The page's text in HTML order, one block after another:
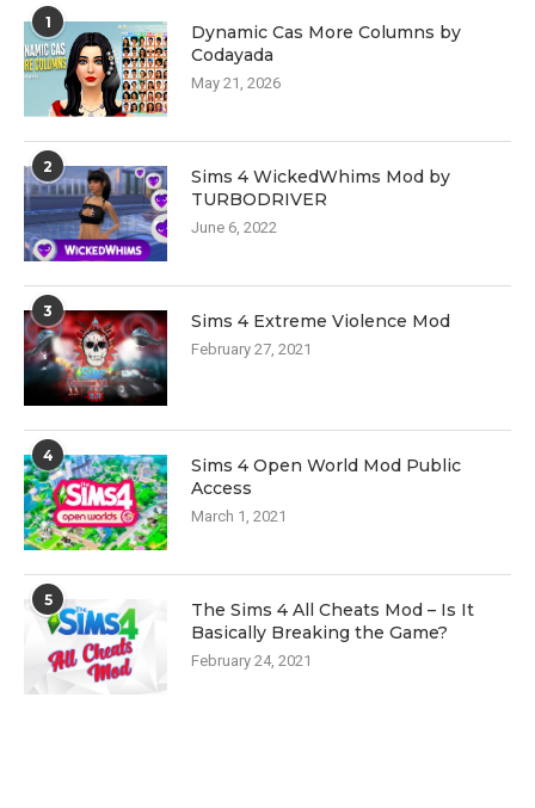
1
Dynamic Cas More Columns by
Codayada
May 21, 2026
2
Sims 4 WickedWhims Mod by
TURBODRIVER
June 6, 2022
3 Sims 4 Extreme Violence Mod
February 27, 2021
4
Sims 4 Open World Mod Public
Access
March 1, 2021
5
The Sims 4 All Cheats Mod – Is It
Basically Breaking the Game?
February 24, 2021